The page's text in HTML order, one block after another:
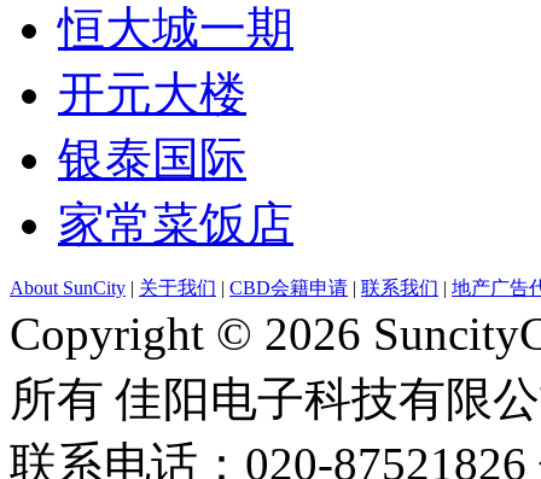
恒大城一期
开元大楼
银泰国际
家常菜饭店
About SunCity | 关于我们 | CBD会籍申请 | 联系我们 | 地产广告
Copyright © 2026
所有 佳阳电子科技有限
联系电话：020-